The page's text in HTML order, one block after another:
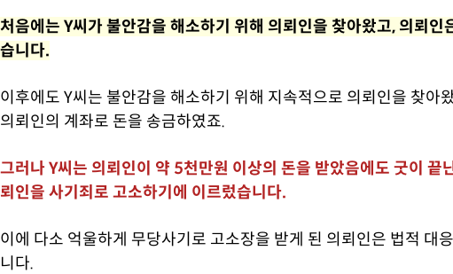
처음에는 Y씨가 불안감을 해소하기 위해 의뢰인을 찾아왔고, 의뢰
습니다.
이후에도 Y씨는 불안감을 해소하기 위해 지속적으로 의뢰인을 찾아
의뢰인의 계좌로 돈을 송금하였죠.
그러나 Y씨는 의뢰인이 약 5천만원 이상의 돈을 받았음에도 굿이 끝
뢰인을 사기죄로 고소하기에 이르렀습니다.
이에 다소 억울하게 무당사기로 고소장을 받게 된 의뢰인은 법적 대
니다.